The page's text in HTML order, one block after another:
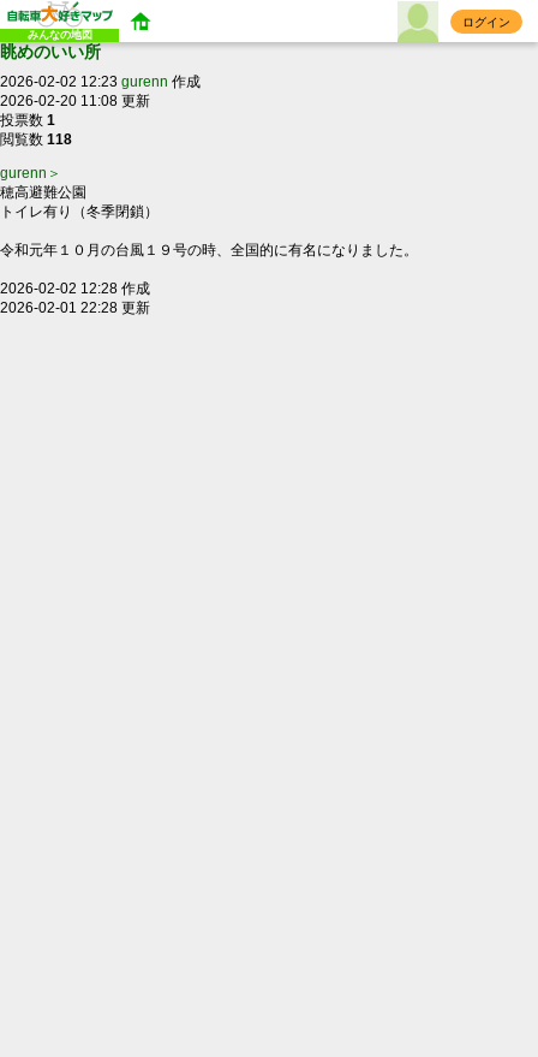
みんなの地図
ログイン
眺めのいい所
2026-02-02 12:23 gurenn 作成
2026-02-20 11:08 更新
投票数 1
閲覧数 118
gurenn＞
穂高避難公園
トイレ有り（冬季閉鎖）
令和元年１０月の台風１９号の時、全国的に有名になりました。
2026-02-02 12:28 作成
2026-02-01 22:28 更新